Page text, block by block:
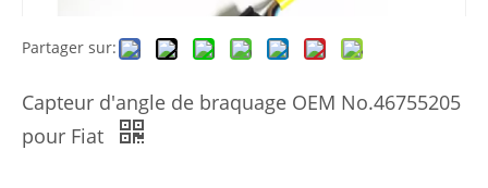
Partager sur:
Capteur d'angle de braquage OEM No.46755205
pour Fiat